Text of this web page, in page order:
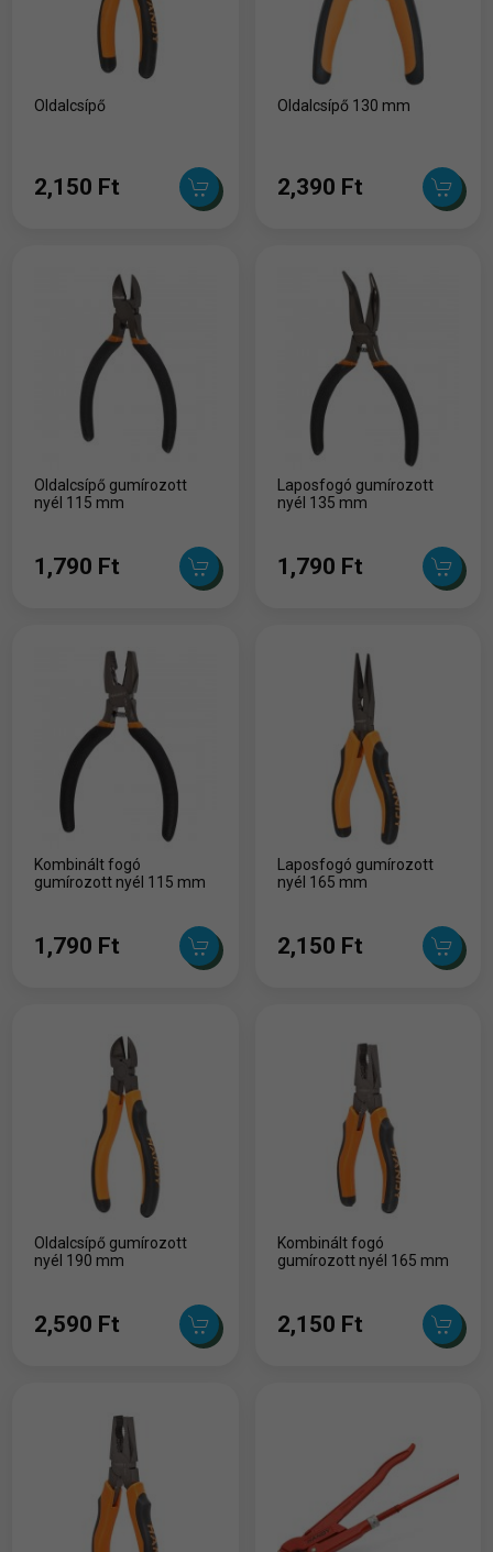
Oldalcsípő
2,150 Ft
Oldalcsípő 130 mm
2,390 Ft
Oldalcsípő gumírozott
nyél 115 mm
1,790 Ft
Laposfogó gumírozott
nyél 135 mm
1,790 Ft
Kombinált fogó
gumírozott nyél 115 mm
1,790 Ft
Laposfogó gumírozott
nyél 165 mm
2,150 Ft
Oldalcsípő gumírozott
nyél 190 mm
2,590 Ft
Kombinált fogó
gumírozott nyél 165 mm
2,150 Ft